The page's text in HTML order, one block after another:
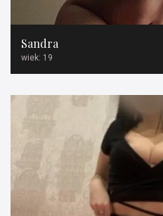
Sandra
wiek: 19